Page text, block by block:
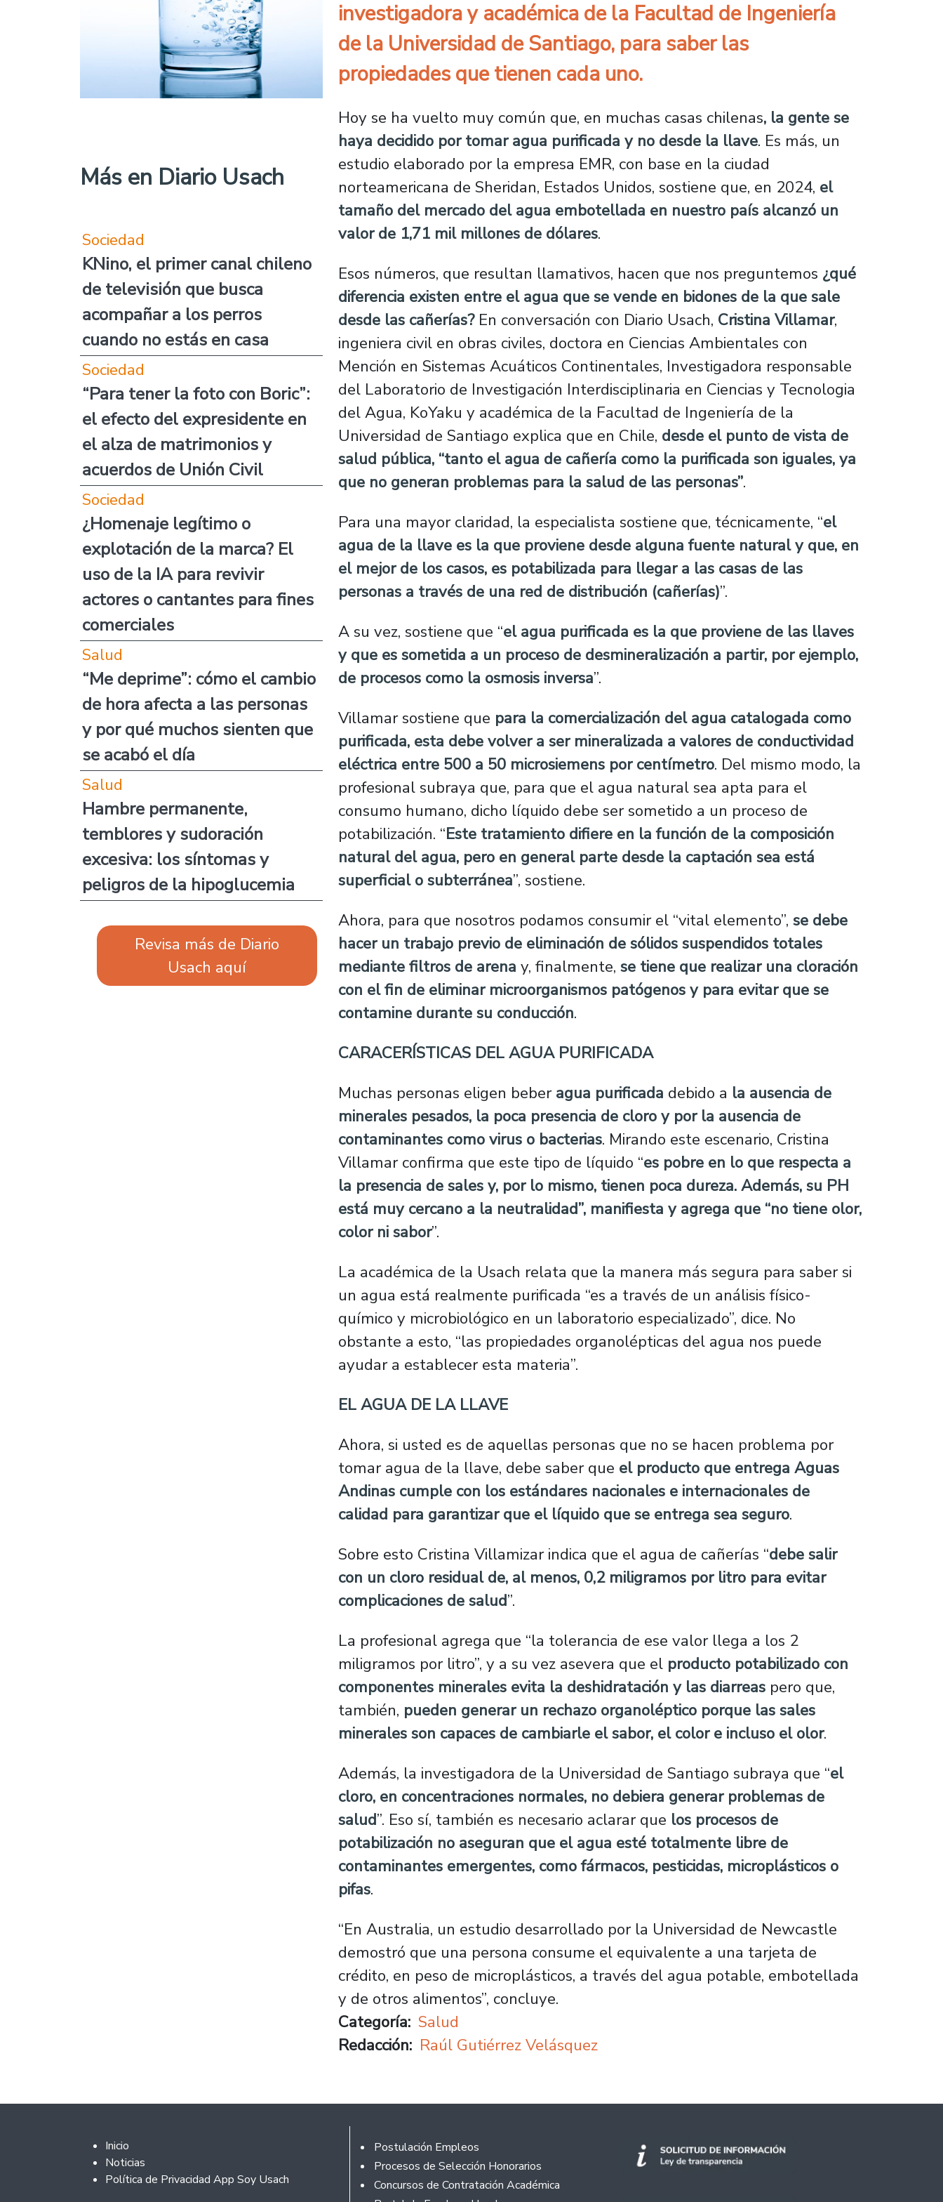
Más en Diario Usach
Sociedad
KNino, el primer canal chileno
de televisión que busca
acompañar a los perros
cuando no estás en casa
Sociedad
“Para tener la foto con Boric”:
el efecto del expresidente en
el alza de matrimonios y
acuerdos de Unión Civil
Sociedad
¿Homenaje legítimo o
explotación de la marca? El
uso de la IA para revivir
actores o cantantes para fines
comerciales
Salud
“Me deprime”: cómo el cambio
de hora afecta a las personas
y por qué muchos sienten que
se acabó el día
Salud
Hambre permanente,
temblores y sudoración
excesiva: los síntomas y
peligros de la hipoglucemia
Revisa más de Diario
Usach aquí
investigadora y académica de la Facultad de Ingeniería
de la Universidad de Santiago, para saber las
propiedades que tienen cada uno.
Hoy se ha vuelto muy común que, en muchas casas chilenas, la gente se
haya decidido por tomar agua purificada y no desde la llave. Es más, un
estudio elaborado por la empresa EMR, con base en la ciudad
norteamericana de Sheridan, Estados Unidos, sostiene que, en 2024, el
tamaño del mercado del agua embotellada en nuestro país alcanzó un
valor de 1,71 mil millones de dólares.
Esos números, que resultan llamativos, hacen que nos preguntemos ¿qué
diferencia existen entre el agua que se vende en bidones de la que sale
desde las cañerías?En conversación con Diario Usach, Cristina Villamar,
ingeniera civil en obras civiles, doctora en Ciencias Ambientales con
Mención en Sistemas Acuáticos Continentales, Investigadora responsable
del Laboratorio de Investigación Interdisciplinaria en Ciencias y Tecnologia
del Agua, KoYaku y académica de la Facultad de Ingeniería de la
Universidad de Santiago explica que en Chile, desde el punto de vista de
salud pública, “tanto el agua de cañería como la purificada son iguales, ya
que no generan problemas para la salud de las personas”.
Para una mayor claridad, la especialista sostiene que, técnicamente, “el
agua de la llave es la que proviene desde alguna fuente natural y que, en
el mejor de los casos, es potabilizada para llegar a las casas de las
personas a través de una red de distribución (cañerías)”.
A su vez, sostiene que “el agua purificada es la que proviene de las llaves
y que es sometida a un proceso de desmineralización a partir, por ejemplo,
de procesos como la osmosis inversa”.
Villamar sostiene que para la comercialización del agua catalogada como
purificada, esta debe volver a ser mineralizada a valores de conductividad
eléctrica entre 500 a 50 microsiemens por centímetro. Del mismo modo, la
profesional subraya que, para que el agua natural sea apta para el
consumo humano, dicho líquido debe ser sometido a un proceso de
potabilización. “Este tratamiento difiere en la función de la composición
natural del agua, pero en general parte desde la captación sea está
superficial o subterránea”, sostiene.
Ahora, para que nosotros podamos consumir el “vital elemento”,se debe
hacer un trabajo previo de eliminación de sólidos suspendidos totales
mediante filtros de arena y, finalmente,se tiene que realizar una cloración
con el fin de eliminar microorganismos patógenos y para evitar que se
contamine durante su conducción.
CARACERÍSTICAS DEL AGUA PURIFICADA
Muchas personas eligen beberagua purificada debido a la ausencia de
minerales pesados, la poca presencia de cloro y por la ausencia de
contaminantes como virus o bacterias. Mirando este escenario, Cristina
Villamar confirma que este tipo de líquido “es pobre en lo que respecta a
la presencia de sales y, por lo mismo, tienen poca dureza. Además, su PH
está muy cercano a la neutralidad”, manifiesta y agrega que “no tiene olor,
color ni sabor”.
La académica de la Usach relata que la manera más segura para saber si
un agua está realmente purificada “es a través de un análisis físico-
químico y microbiológico en un laboratorio especializado”, dice. No
obstante a esto, “las propiedades organolépticas del agua nos puede
ayudar a establecer esta materia”.
EL AGUA DE LA LLAVE
Ahora, si usted es de aquellas personas que no se hacen problema por
tomar agua de la llave, debe saber que el producto que entrega Aguas
Andinas cumple con los estándares nacionales e internacionales de
calidad para garantizar que el líquido que se entrega sea seguro.
Sobre esto Cristina Villamizar indica que el agua de cañerías “debe salir
con un cloro residual de, al menos, 0,2 miligramos por litro para evitar
complicaciones de salud”.
La profesional agrega que “la tolerancia de ese valor llega a los 2
miligramos por litro”, y a su vez asevera que el producto potabilizado con
componentes minerales evita la deshidratación y las diarreas pero que,
también, pueden generar un rechazo organoléptico porque las sales
minerales son capaces de cambiarle el sabor, el color e incluso el olor.
Además, la investigadora de la Universidad de Santiago subraya que “el
cloro, en concentraciones normales, no debiera generar problemas de
salud”. Eso sí, también es necesario aclarar que los procesos de
potabilización no aseguran que el agua esté totalmente libre de
contaminantes emergentes, como fármacos, pesticidas, microplásticos o
pifas.
“En Australia, un estudio desarrollado por la Universidad de Newcastle
demostró que una persona consume el equivalente a una tarjeta de
crédito, en peso de microplásticos, a través del agua potable, embotellada
y de otros alimentos”, concluye.
Categoría Salud
Redacción Raúl Gutiérrez Velásquez
Footer 2
Inicio
Noticias
Política de Privacidad App Soy Usach
Footer
Postulación Empleos
Procesos de Selección Honorarios
Concursos de Contratación Académica